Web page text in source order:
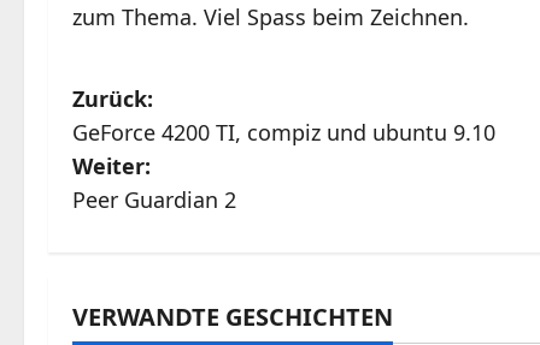
zum Thema. Viel Spass beim Zeichnen.
B
e
i
r
Zurück:
GeForce 4200 TI, compiz und ubuntu 9.10
Weiter:
Peer Guardian 2
VERWANDTE GESCHICHTEN